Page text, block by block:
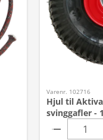
Varenr. 102716
Hjul til
svinggafler -